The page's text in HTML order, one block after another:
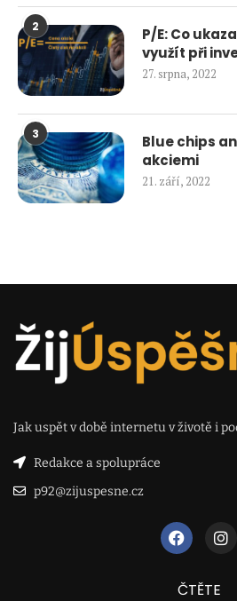
2
P/E: Co
využít při
27. srpna, 2022
3
Blue chips
akciemi
21. září, 2022
Jak uspět v době internetu v životě i
Redakce a spolupráce
p92@zijuspesne.cz
ČTĚTE